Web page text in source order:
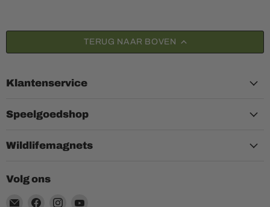
TERUG NAAR BOVEN
Klantenservice
Speelgoedshop
Wildlifemagnets
Volg ons
Email Vind Vind